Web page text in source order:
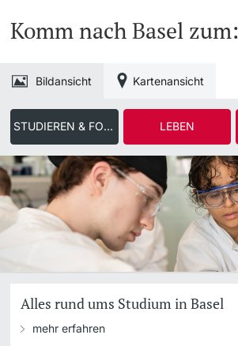
Komm nach Basel zum:
STUDIEREN & FORSCHEN LEBEN
Bildansicht Kartenansicht
Alles rund ums Studium in Basel
mehr erfahren